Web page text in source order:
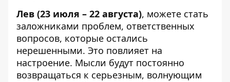
Лев (23 июля – 22 августа), можете стать
заложниками проблем, ответственных
вопросов, которые остались
нерешенными. Это повлияет на
настроение. Мысли будут постоянно
возвращаться к серьезным, волнующим